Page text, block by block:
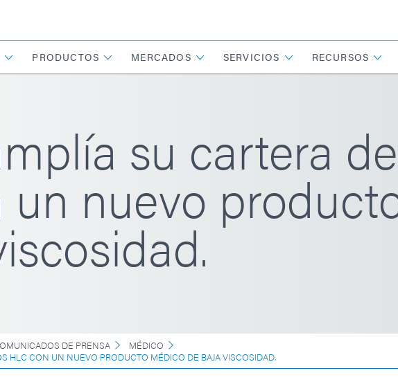
PRODUCTOS MERCADOS SERVICIOS RECURSOS
su cartera
un nuevo
DE PRENSA
MÉDICO
HLC CON UN NUEVO PRODUCTO MÉDICO DE BAJA VISCOSIDAD.